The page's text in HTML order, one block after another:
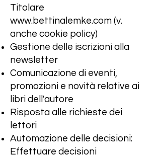
Titolare
www.bettinalemke.com (v.
anche cookie policy)
Gestione delle iscrizioni alla
newsletter
Comunicazione di eventi,
promozioni e novità relative ai
libri dell'autore
Risposta alle richieste dei
lettori
Automazione delle decisioni:
Effettuare decisioni